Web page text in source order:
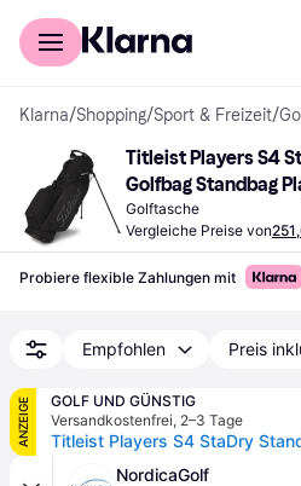
Für Shopper
Klarna/Shopping/Sport & Freizeit/
Titleist Players S4
Golfbag Standbag
Golftasche
Vergleiche Preise von
Probiere flexible Zahlungen mit
Empfohlen Preis
ANZEIGE
GOLF UND GÜNSTIG
Versandkostenfrei, 2–3 Tage
NordicaGolf